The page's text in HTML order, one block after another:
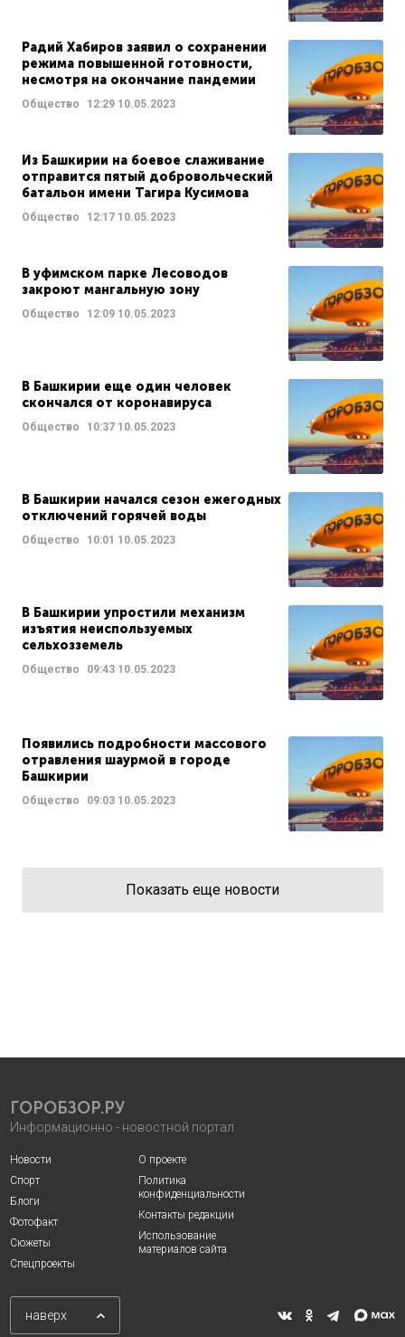
Радий Хабиров заявил о сохранении
режима повышенной готовности,
несмотря на окончание пандемии
Общество 12:29 10.05.2023
Из Башкирии на боевое слаживание
отправится пятый добровольческий
батальон имени Тагира Кусимова
Общество 12:17 10.05.2023
В уфимском парке Лесоводов
закроют мангальную зону
Общество 12:09 10.05.2023
В Башкирии еще один человек
скончался от коронавируса
Общество 10:37 10.05.2023
В Башкирии начался сезон ежегодных
отключений горячей воды
Общество 10:01 10.05.2023
В Башкирии упростили механизм
изъятия неиспользуемых
сельхозземель
Общество 09:43 10.05.2023
Появились подробности массового
отравления шаурмой в городе
Башкирии
Общество 09:03 10.05.2023
Показать еще новости
ГОРОБЗОР.РУ
Информационно - новостной портал
Новости
Спорт
Блоги
Фотофакт
Сюжеты
Спецпроекты
О проекте
Политика
конфиденциальности
Контакты редакции
Использование
материалов сайта
наверх